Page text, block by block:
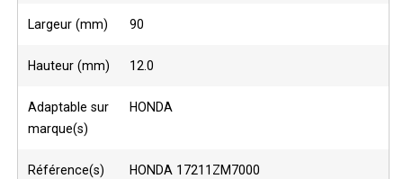
Largeur (mm) 90
Hauteur (mm) 12.0
Adaptable sur
marque(s)
HONDA
Référence(s)
HONDA 17211ZM7000